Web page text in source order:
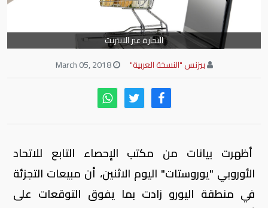
التجارة عبر الانترنت
بيزنس "النسخة العربية"
March 05, 2018
أظهرت بيانات من مكتب الإحصاء التابع للاتحاد
الأوروبي "يوروستات" اليوم الاثنين، أن مبيعات التجزئة
في منطقة اليورو زادت بما يفوق التوقعات على